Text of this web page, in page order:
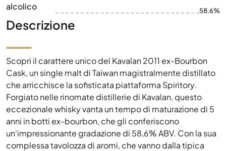
alcolico
58.6%
Descrizione
Scopri il carattere unico del Kavalan 2011 ex-Bourbon
Cask, un single malt di Taiwan magistralmente distillato
che arricchisce la sofisticata piattaforma Spiritory.
Forgiato nelle rinomate distillerie di Kavalan, questo
eccezionale whisky vanta un tempo di maturazione di 5
anni in botti ex-bourbon, che gli conferiscono
un'impressionante gradazione di 58,6% ABV. Con la sua
complessa tavolozza di aromi, che vanno dalla tipica